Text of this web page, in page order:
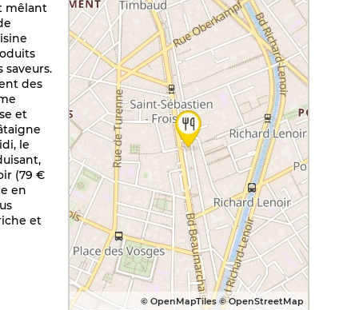
mêlant
des
et
le
(79 €
en
et
© OpenMapTiles © OpenStreetMap